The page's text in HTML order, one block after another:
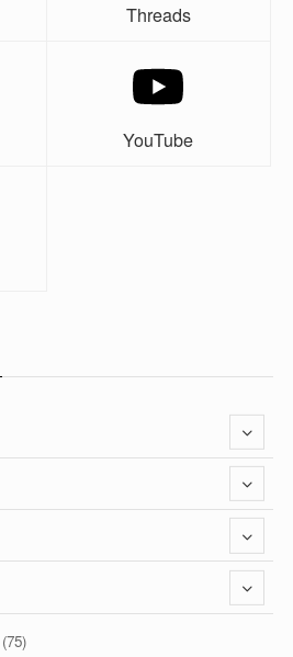
Threads
YouTube
(21)
(75)